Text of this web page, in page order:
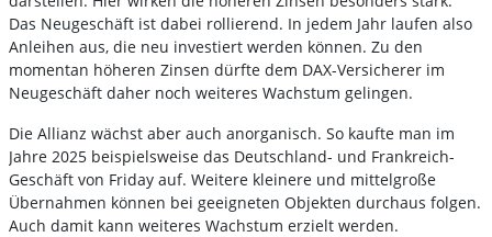
Das Neugeschäft ist dabei rollierend. In jedem Jahr laufen also
Anleihen aus, die neu investiert werden können. Zu den
momentan höheren Zinsen dürfte dem DAX-Versicherer im
Neugeschäft daher noch weiteres Wachstum gelingen.
Die Allianz wächst aber auch anorganisch. So kaufte man im
Jahre 2025 beispielsweise das Deutschland- und Frankreich-
Geschäft von Friday auf. Weitere kleinere und mittelgroße
Übernahmen können bei geeigneten Objekten durchaus folgen.
Auch damit kann weiteres Wachstum erzielt werden.